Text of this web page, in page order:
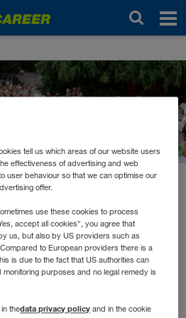
und Spaß
fanden unsere beiden
Während in Wiener Neudorf in
tell us which areas of our website users
effectiveness of advertising and web
user behaviour so that we can optimise our
offer.
use these cookies to process
accept all cookies", you agree that
us, but also by US providers such as
to European providers there is a
is due to the fact that US authorities can
purposes and no legal remedy is
thedata privacy policy and in the cookie